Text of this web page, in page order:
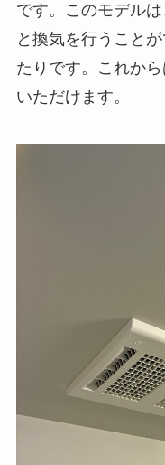
です。このモデル
と換気を行うこと
たりです。これか
いただけます。